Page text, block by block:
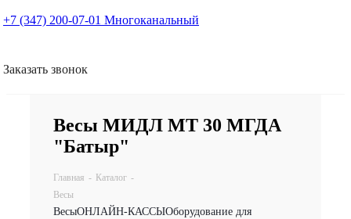
+7 (347) 200-07-01 Многоканальный
Заказать звонок
Весы МИДЛ МТ 30 МГДА
"Батыр"
Главная - Каталог -
Весы
ВесыОНЛАЙН-КАССЫОборудование для